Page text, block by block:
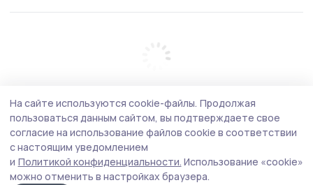
На сайте используются cookie-файлы. Продолжая
пользоваться данным сайтом, вы подтверждаете свое
согласие на использование файлов cookie в соответствии
с настоящим уведомлением
и Политикой конфиденциальности. Использование «cookie»
можно отменить в настройках браузера.